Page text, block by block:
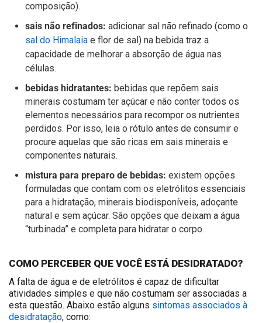
composição).
sais não refinados: adicionar sal não refinado (como o
sal do Himalaia e flor de sal) na bebida traz a
capacidade de melhorar a absorção de água nas
células.
bebidas hidratantes: bebidas que repõem sais
minerais costumam ter açúcar e não conter todos os
elementos necessários para recompor os nutrientes
perdidos. Por isso, leia o rótulo antes de consumir e
procure aquelas que são ricas em sais minerais e
componentes naturais.
mistura para preparo de bebidas: existem opções
formuladas que contam com os eletrólitos essenciais
para a hidratação, minerais biodisponíveis, adoçante
natural e sem açúcar. São opções que deixam a água
“turbinada” e completa para hidratar o corpo.
COMO PERCEBER QUE VOCÊ ESTÁ DESIDRATADO?
A falta de água e de eletrólitos é capaz de dificultar
atividades simples e que não costumam ser associadas a
esta questão. Abaixo estão alguns sintomas associados à
desidratação, como: